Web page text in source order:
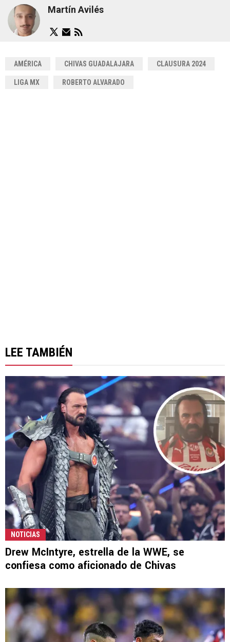
Martín Avilés
AMÉRICA CHIVAS GUADALAJARA CLAUSURA 2024
LIGA MX ROBERTO ALVARADO
LEE TAMBIÉN
NOTICIAS
Drew McIntyre, estrella de la WWE, se
confiesa como aficionado de Chivas